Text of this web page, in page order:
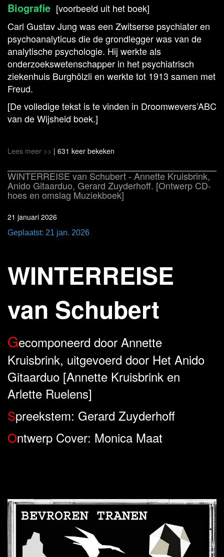
Biografie [voorbeeld uit het boek]
Carl Gustav Jung was een Zwitserse psychiater en
psychoanalyticus die de grondlegger was van de
analytische psychologie. Hij werkte als
onderzoekswetenschapper in het psychiatrisch
ziekenhuis Burghölzli en werkte tot 1913 samen met
Freud.
[De volledige tekst is te vinden in Droomwevers’ABC
van de Wijsheid boek.]
Lees meer >> | 631 keer bekeken
WINTERREISE van Schubert - Annette Kruisbrink,
Anido Gitaarduo, Gerard Zuyderhoff. [Ontwerp CD-
hoes en omslag Muziekboek]
21 januari 2026
Geplaatst: 21 jan. 2026
WINTERREISE
van Schubert
Gecomponeerd door Annette
Kruisbrink, uitgevoerd door Het Anido
Gitaarduo [Annette Kruisbrink en
Arlette Ruelens]
Spreekstem: Gerard Zuyderhoff
Ontwerp Cover: Monica Maat